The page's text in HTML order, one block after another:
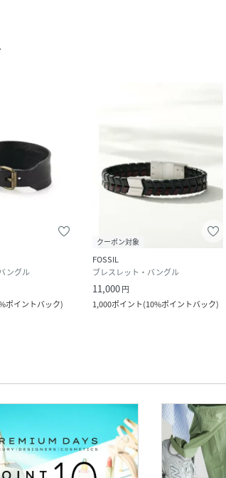
ングル
ポイントバック)
クーポン対象
FOSSIL
ブレスレット・バングル
11,000円
1,000ポイント(10%ポイントバック)